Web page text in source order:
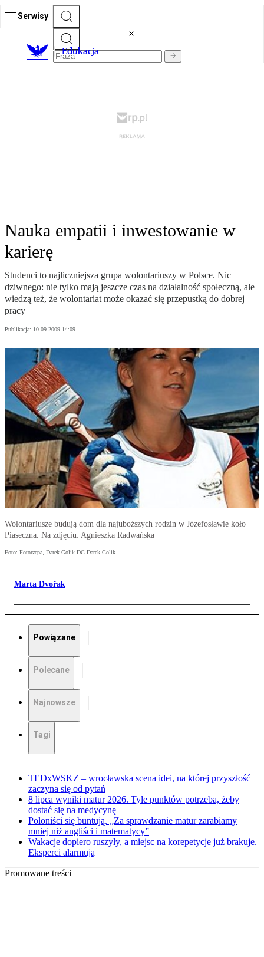
Serwisy
Edukacja
Nauka empatii i inwestowanie w
karierę
Studenci to najliczniejsza grupa wolontariuszy w Polsce. Nic
dziwnego: nie tylko mają jeszcze czas na działalność społeczną, ale
wiedzą też, że wolontariat może okazać się przepustką do dobrej
pracy
Publikacja: 10.09.2009 14:09
Wolontariusze budują dom dla najuboższych rodzin w Józefosławie koło
Piaseczna. Na zdjęciu: Agnieszka Radwańska
Foto: Fotorzepa, Darek Golik DG Darek Golik
Marta Dvořak
Powiązane
Polecane
Najnowsze
Tagi
TEDxWSKZ – wrocławska scena idei, na której przyszłość
zaczyna się od pytań
8 lipca wyniki matur 2026. Tyle punktów potrzeba, żeby
dostać się na medycynę
Poloniści się buntują. „Za sprawdzanie matur zarabiamy
mniej niż angliści i matematycy”
Wakacje dopiero ruszyły, a miejsc na korepetycje już brakuje.
Eksperci alarmują
Promowane treści